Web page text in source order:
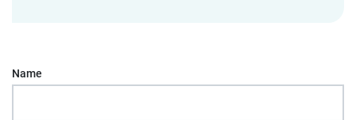
Name